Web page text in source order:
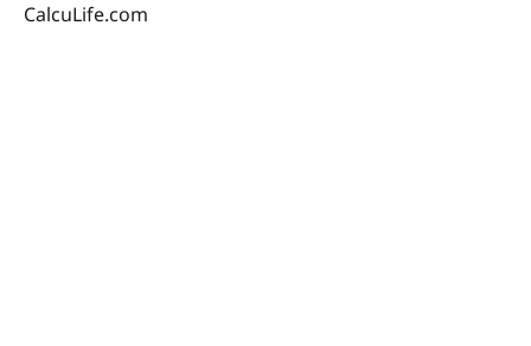
CalcuLife.com